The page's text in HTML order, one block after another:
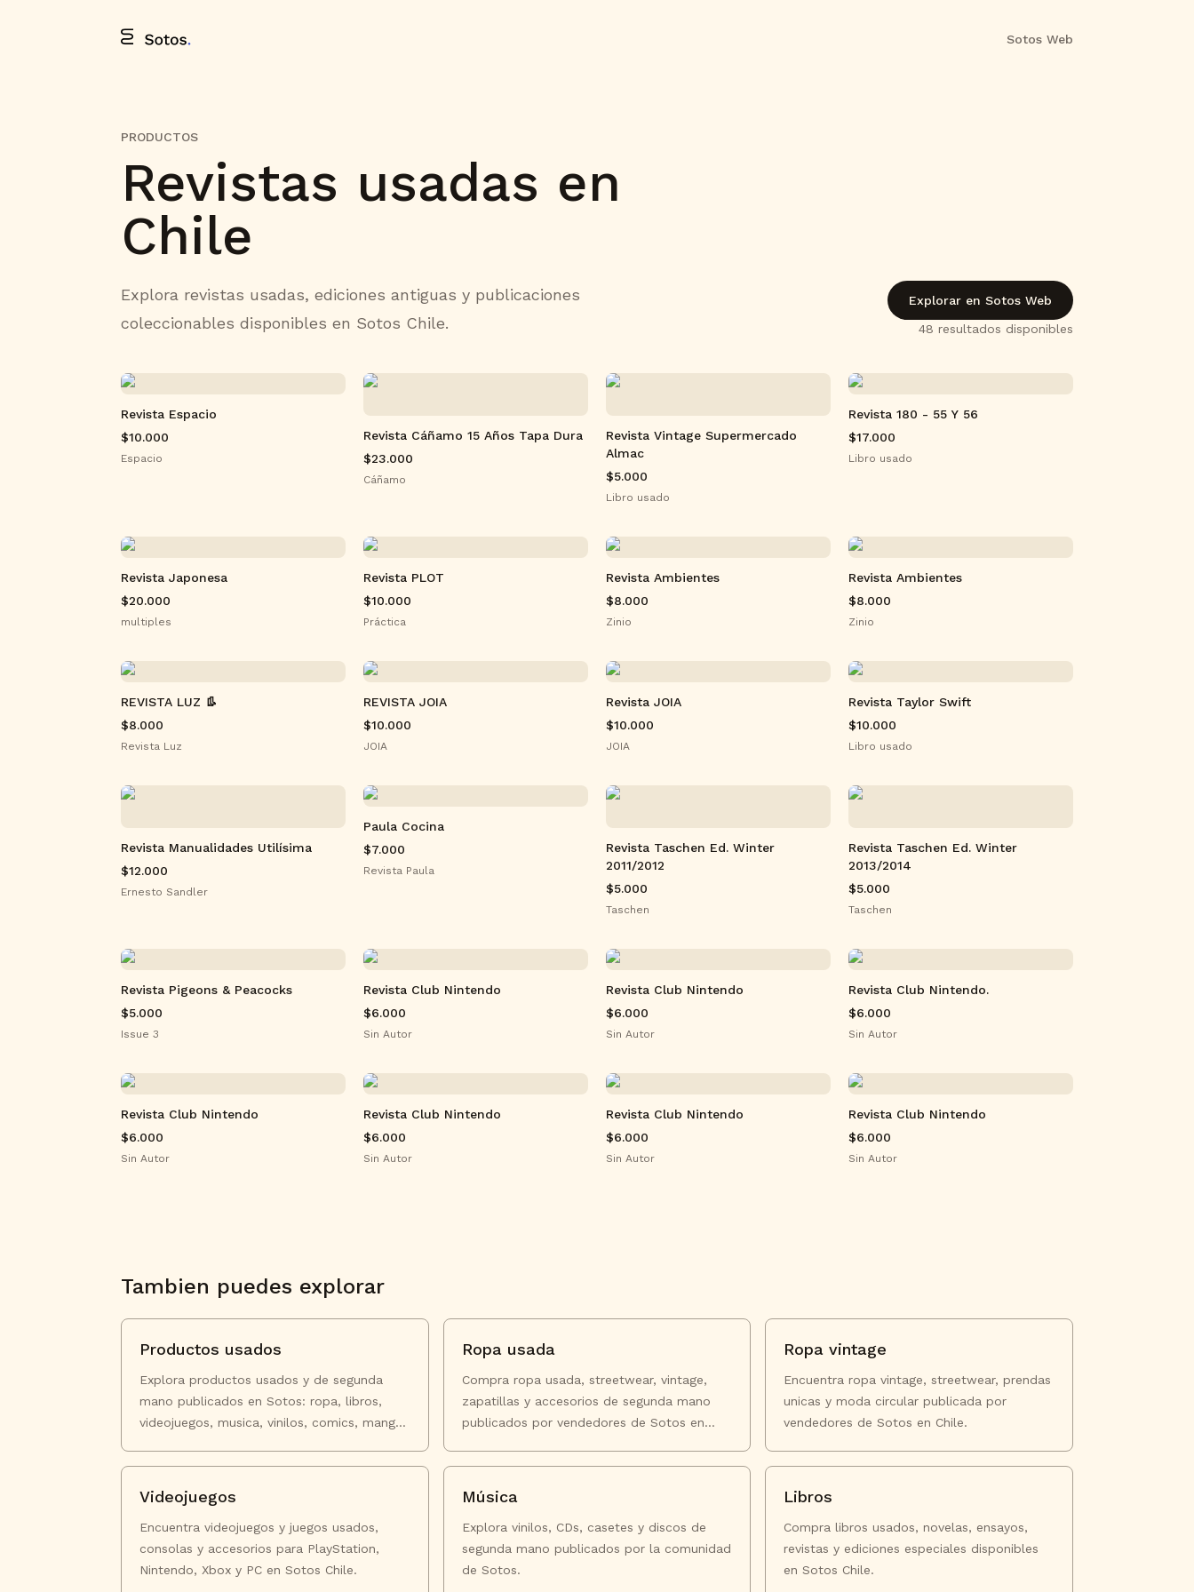
Sotos Web
PRODUCTOS
Revistas usadas en
Chile
Explora revistas usadas, ediciones antiguas y publicaciones
coleccionables disponibles en Sotos Chile.
Explorar en Sotos Web
48 resultados disponibles
Revista Espacio
$10.000
Espacio
Revista Cáñamo 15 Años Tapa Dura
$23.000
Cáñamo
Revista Vintage Supermercado
Almac
$5.000
Libro usado
Revista 180 - 55 Y 56
$17.000
Libro usado
Revista Japonesa
$20.000
multiples
Revista PLOT
$10.000
Práctica
Revista Ambientes
$8.000
Zinio
Revista Ambientes
$8.000
Zinio
REVISTA LUZ 👢
$8.000
Revista Luz
REVISTA JOIA
$10.000
JOIA
Revista JOIA
$10.000
JOIA
Revista Taylor Swift
$10.000
Libro usado
Revista Manualidades Utilísima
$12.000
Ernesto Sandler
Paula Cocina
$7.000
Revista Paula
Revista Taschen Ed. Winter
2011/2012
$5.000
Taschen
Revista Taschen Ed. Winter
2013/2014
$5.000
Taschen
Revista Pigeons & Peacocks
$5.000
Issue 3
Revista Club Nintendo
$6.000
Sin Autor
Revista Club Nintendo
$6.000
Sin Autor
Revista Club Nintendo.
$6.000
Sin Autor
Revista Club Nintendo
$6.000
Sin Autor
Revista Club Nintendo
$6.000
Sin Autor
Revista Club Nintendo
$6.000
Sin Autor
Revista Club Nintendo
$6.000
Sin Autor
Tambien puedes explorar
Productos usados
Explora productos usados y de segunda
mano publicados en Sotos: ropa, libros,
videojuegos, musica, vinilos, comics, manga
Ropa usada
Compra ropa usada, streetwear, vintage,
zapatillas y accesorios de segunda mano
publicados por vendedores de Sotos en
Ropa vintage
Encuentra ropa vintage, streetwear, prendas
unicas y moda circular publicada por
vendedores de Sotos en Chile.
Videojuegos
Encuentra videojuegos y juegos usados,
consolas y accesorios para PlayStation,
Nintendo, Xbox y PC en Sotos Chile.
Música
Explora vinilos, CDs, casetes y discos de
segunda mano publicados por la comunidad
de Sotos.
Libros
Compra libros usados, novelas, ensayos,
revistas y ediciones especiales disponibles
en Sotos Chile.